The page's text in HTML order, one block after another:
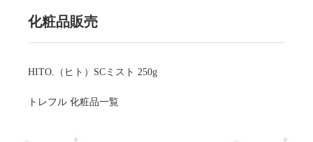
化粧品販売
HITO.（ヒト）SCミスト 250g
トレフル 化粧品一覧